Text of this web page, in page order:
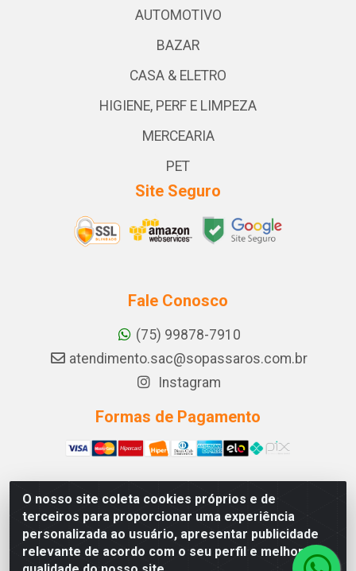
O nosso site coleta cookies próprios e de
terceiros para proporcionar uma experiência
personalizada ao usuário, apresentar publicidade
relevante de acordo com o seu perfil e melhorar a
AUTOMOTIVO
BAZAR
CASA & ELETRO
HIGIENE, PERF E LIMPEZA
MERCEARIA
PET
Site Seguro
Fale Conosco
(75) 99878-7910
atendimento.sac@sopassaros.com.br
Instagram
Formas de Pagamento
A PINA DOS SANTOS DELEZZOTTE LTDA - RODOVIA BA
233, 27 - ZONA RURAL, ITABERABA/BA - CEP 46.880-
000 - CNPJ 30.578.948/0001-90